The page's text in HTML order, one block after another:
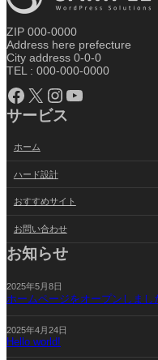
ZIP 000-0000
Address here prefecture
City address 0-0-0
TEL : 000-000-0000
Facebook X Instagram YouTube
サービス
ホーム
ハード設計
おすすめサイト
お問い合わせ
お知らせ
2025年5月8日
ホームページをオープンしまし
2025年4月24日
Hello world!